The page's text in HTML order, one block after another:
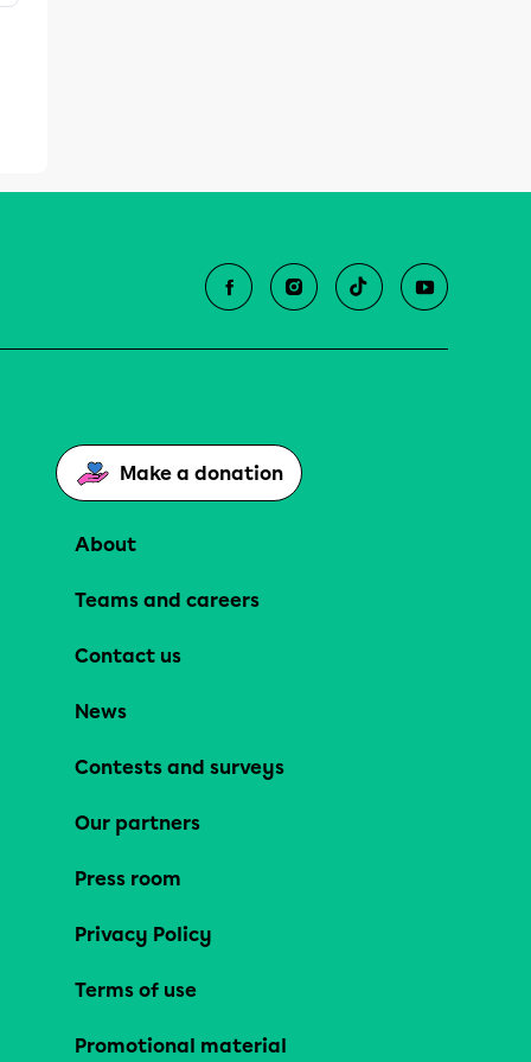
Make a donation
About
Teams and careers
Contact us
News
Contests and surveys
Our partners
Press room
Privacy Policy
Terms of use
Promotional material